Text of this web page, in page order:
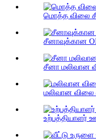
மொத்த விலை
சீனாவுக்கான
சீனா மலிவான
மலிவான
உற்பத்தியாளர்